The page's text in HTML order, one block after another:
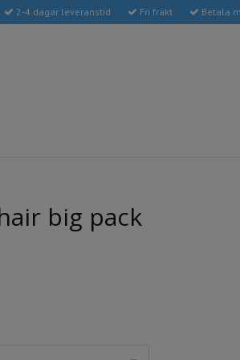
2-4 dagar leveranstid Fri frakt Betala
big pack